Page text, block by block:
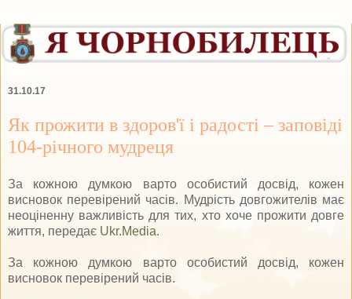
31.10.17
Як прожити в здоров'ї і радості – заповіді
104-річного мудреця
За кожною думкою варто особистий досвід, кожен
висновок перевірений часів. Мудрість довгожителів має
неоціненну важливість для тих, хто хоче прожити довге
життя, передає Ukr.Media.
За кожною думкою варто особистий досвід, кожен
висновок перевірений часів.